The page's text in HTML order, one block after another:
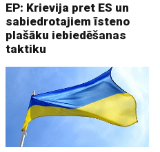
EP: Krievija pret ES un
sabiedrotajiem īsteno
plašāku iebiedēšanas
taktiku